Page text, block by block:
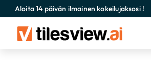
Aloita 14 päivän ilmainen kokeilujaksosi !